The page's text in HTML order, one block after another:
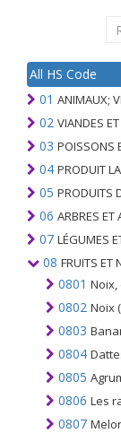
All HS Code
01 ANIMAUX;
02 VIANDES
03 POISSONS ET
04 PRODUIT LAITIER; OEUFS
05 PRODUITS
06 ARBRES ET AUTRES
07 LÉGUMES ET
08 FRUITS ET
0801 Noix,
0802 Noix (à
0803
0804 Dattes,
0805
0806 Les
0807